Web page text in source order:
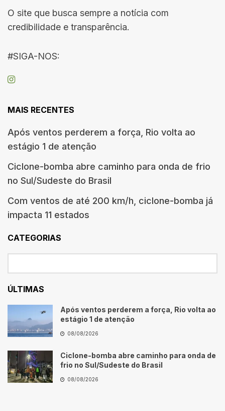
O site que busca sempre a notícia com
credibilidade e transparência.
#SIGA-NOS:
MAIS RECENTES
Após ventos perderem a força, Rio volta ao
estágio 1 de atenção
Ciclone-bomba abre caminho para onda de frio
no Sul/Sudeste do Brasil
Com ventos de até 200 km/h, ciclone-bomba já
impacta 11 estados
CATEGORIAS
ÚLTIMAS
Após ventos perderem a força, Rio volta ao
estágio 1 de atenção
08/08/2026
Ciclone-bomba abre caminho para onda de
frio no Sul/Sudeste do Brasil
08/08/2026